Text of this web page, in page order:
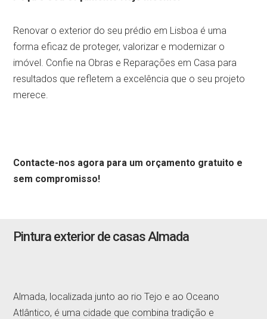
Renovar o exterior do seu prédio em Lisboa é uma
forma eficaz de proteger, valorizar e modernizar o
imóvel. Confie na Obras e Reparações em Casa para
resultados que refletem a excelência que o seu projeto
merece.
Contacte-nos agora para um orçamento gratuito e
sem compromisso!
Pintura exterior de casas Almada
Almada, localizada junto ao rio Tejo e ao Oceano
Atlântico, é uma cidade que combina tradição e